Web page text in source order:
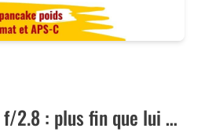
f/2.8 : plus fin que lui …